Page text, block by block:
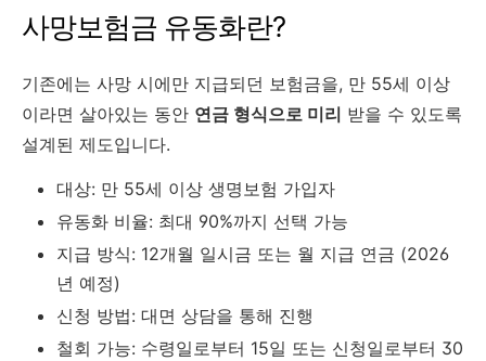
사망보험금 유동화란?
기존에는 사망 시에만 지급되던 보험금을, 만 55세 이상
이라면 살아있는 동안 연금 형식으로 미리 받을 수 있도록
설계된 제도입니다.
대상: 만 55세 이상 생명보험 가입자
유동화 비율: 최대 90%까지 선택 가능
지급 방식: 12개월 일시금 또는 월 지급 연금 (2026
년 예정)
신청 방법: 대면 상담을 통해 진행
철회 가능: 수령일로부터 15일 또는 신청일로부터 30